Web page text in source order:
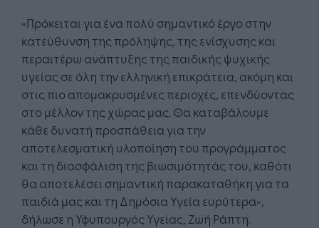
«Πρόκειται για ένα πολύ σημαντικό έργο στην
κατεύθυνση της πρόληψης, της ενίσχυσης και
περαιτέρω ανάπτυξης της παιδικής ψυχικής
υγείας σε όλη την ελληνική επικράτεια, ακόμη και
στις πιο απομακρυσμένες περιοχές, επενδύοντας
στο μέλλον της χώρας μας. Θα καταβάλουμε
κάθε δυνατή προσπάθεια για την
αποτελεσματική υλοποίηση του προγράμματος
και τη διασφάλιση της βιωσιμότητάς του, καθότι
θα αποτελέσει σημαντική παρακαταθήκη για τα
παιδιά μας και τη Δημόσια Υγεία ευρύτερα»,
δήλωσε η Υφυπουργός Υγείας, Ζωή Ράπτη.